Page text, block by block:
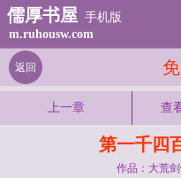
儒厚书屋 手机版
m.ruhousw.com
返回
上一章 查
第一千四
作品：大荒